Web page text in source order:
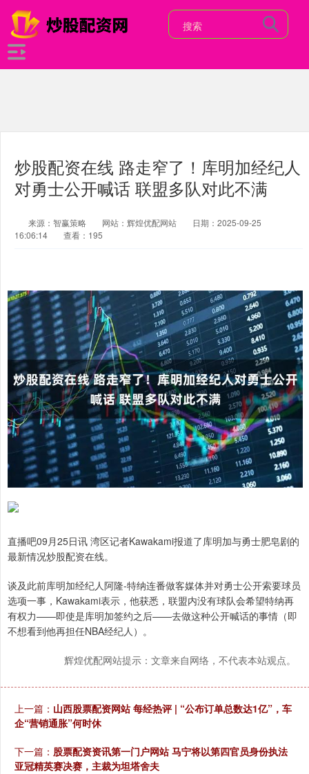
炒股配资在线 路走窄了！库明加经纪人
对勇士公开喊话 联盟多队对此不满
来源：智赢策略 网站：辉煌优配网站
日期：2025-09-25
16:06:14
查看：195
直播吧09月25日讯 湾区记者Kawakami报道了库明加与勇士肥皂剧的
最新情况炒股配资在线。
谈及此前库明加经纪人阿隆-特纳连番做客媒体并对勇士公开索要球员
选项一事，Kawakami表示，他获悉，联盟内没有球队会希望特纳再
有权力——即使是库明加签约之后——去做这种公开喊话的事情（即
不想看到他再担任NBA经纪人）。
辉煌优配网站提示：文章来自网络，不代表本站观点。
上一篇： 山西股票配资网站 每经热评 | “公布订单总数达1亿”，车
企“营销通胀”何时休
下一篇： 股票配资资讯第一门户网站 马宁将以第四官员身份执法
亚冠精英赛决赛，主裁为坦塔舍夫